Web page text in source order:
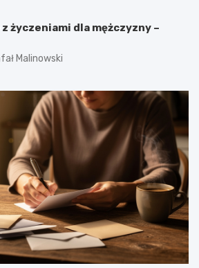
życzeniami dla mężczyzny –
Malinowski